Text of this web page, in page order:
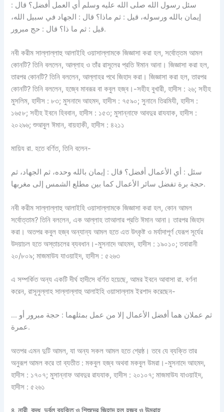
سئل رسول الله صلى الله عليه وسلم أي العمل أفضل؟ قال :
إيمان بالله ورسوله، قيل : ثم ماذا؟ قال : الجهاد في سبيل الله،
قيل : ثم ما ذا؟ قال : حج مبرور.
নবী করীম সাল্লাল্লাহু আলাইহি ওয়াসাল্লামকে জিজ্ঞাসা করা হল, সর্বোত্তম আমল
কোনটি? তিনি বললেন, আল্লাহ ও তাঁর রাসূলের প্রতি ঈমান আনা। জিজ্ঞাসা করা হল,
তারপর কোনটি? তিনি বললেন, আল্লাহর পথে জিহাদ করা। জিজ্ঞাসা করা হল, তারপর
কোনটি? তিনি বললেন, হজ্বে মাবরূর বা কবুল হজ্ব।-সহীহ বুখারী, হাদীস : ২৬; সহীহ
মুসলিম, হাদীস : ৮৩; মুসনাদে আহমদ, হাদীস : ৭৫৯০; সুনানে তিরমিযী, হাদীস :
১৬৫৮; সহীহ ইবনে হিববান, হাদীস : ১৫৩; মুসান্নাফে আবদুর রাযযাক, হাদীস :
২০২৯৬; শুআবুল ঈমান, বায়হাকী, হাদীস : ৪২১১
মায়িয রা. হতে বর্ণিত, তিনি বলেন-
سئل : أي الأعمال أفضل؟ قال : إيمان بالله وحده، ثم الجهاد، ثم
حجة برة تفضل سائر الأعمال كما بين مطلع الشمس إلى مغربها.
নবী করীম সাল্লাল্লাহু আলাইহি ওয়াসাল্লামকে জিজ্ঞাসা করা হল, কোন আমল
সর্বোত্তাম? তিনি বললেন, এক আল্লাহ তাআলার প্রতি ঈমান আনা। তারপর জিহাদ
করা। অতপর কবুল হজ্ব অন্যান্য আমল হতে এত উৎকৃষ্ট ও মর্যাদাপূর্ণ যেরূপ সূর্যের
উদয়াচল হতে অস্তাচলের ব্যবধান।-মুসনাদে আহমদ, হাদীস : ১৯০১০; তবারানী
২০/৮০৯; মাজমাউয যাওয়াইদ, হাদীস : ৫২৬৩
এ সম্পর্কিত অন্য একটি দীর্ঘ হাদীসে বর্ণিত হয়েছে, আমর ইবনে আবাসা রা. বর্ণনা
করেন, রাসূলুল্লাহ সাল্লাল্লাহু আলাইহি ওয়াসাল্লাম ইরশাদ করেছেন-
… ثم عملان هما أفضل الأعمال إلا من عمل بمثلهما : حجة مبرور أو
عمرة.
অতপর এমন দুটি আমল, যা অন্য সকল আমল হতে শ্রেষ্ঠ। তবে যে ব্যক্তি তার
অনুরূপ আমল করে তা ব্যতীত : মকবুল হজ্ব অথবা মকবুল উমরা।-মুসনাদে আহমদ,
হাদীস : ১৭০৭; মুসান্নাফ আবদুর রাযযাক, হাদীস : ২০১০৭; মাজমাউয যাওয়াইদ,
হাদীস : ৫২৬১